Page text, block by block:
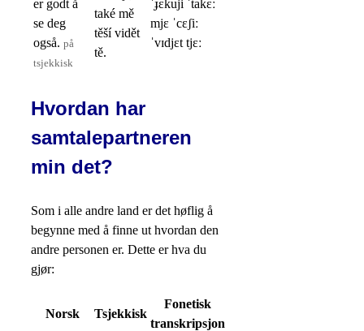
er godt å
se deg
også. på
tsjekkisk
také mě
těší vidět
tě.
ˈɟɛkuji ˈtakɛː
mjɛ ˈcɛʃiː
ˈvɪdjɛt tjɛː
Hvordan har
samtalepartneren
min det?
Som i alle andre land er det høflig å
begynne med å finne ut hvordan den
andre personen er. Dette er hva du
gjør:
Norsk Tsjekkisk
Fonetisk
transkripsjon